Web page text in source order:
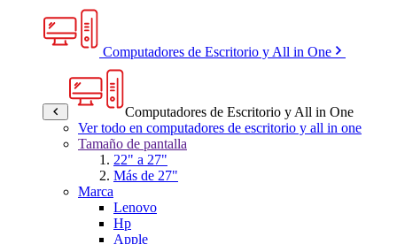
Computadores de Escritorio y All in One
Computadores de Escritorio y All in One
Ver todo en computadores de escritorio y all in one
Tamaño de pantalla
22" a 27"
Más de 27"
Marca
Lenovo
Hp
Apple